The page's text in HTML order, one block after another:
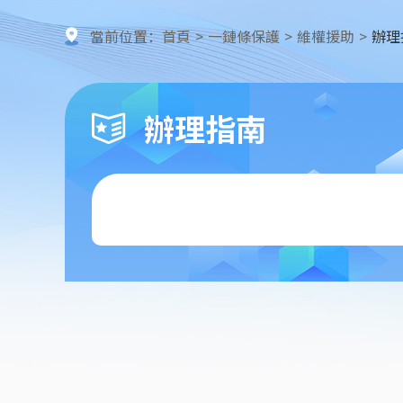
當前位置：首頁 > 一鏈條保護 > 維權援助 > 辦
辦理指南